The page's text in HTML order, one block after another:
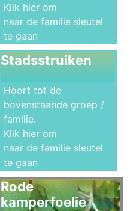
Klik hier om
naar de familie sleutel
te gaan
Stadsstruiken
Hoort tot de
bovenstaande groep /
familie.
Klik hier om
naar de familie sleutel
te gaan
Rode
kamperfoelie